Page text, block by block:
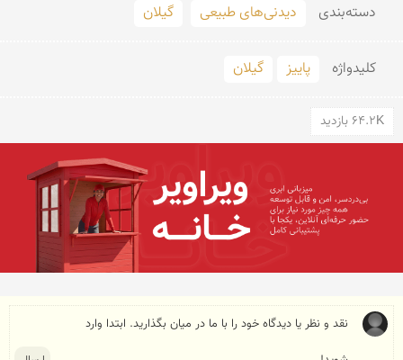
دسته‌بندی دیدنی‌های طبیعی گیلان
کلید‌واژه پاییز گیلان
64.2K بازدید